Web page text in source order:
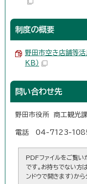
制度の概要
野田市空き店舗等
KB）
問い合わせ先
野田市役所 商工観光課
電話 04-7123-1085
PDFファイルをご覧
です。お持ちでない方は
ンドウで開きます）から